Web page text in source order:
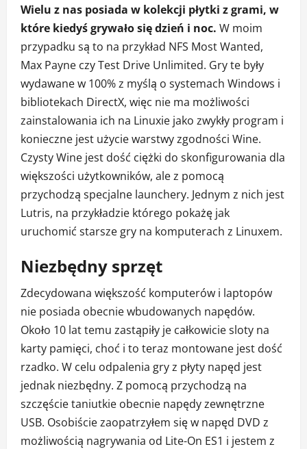
Wielu z nas posiada w kolekcji płytki z grami, w
które kiedyś grywało się dzień i noc. W moim
przypadku są to na przykład NFS Most Wanted,
Max Payne czy Test Drive Unlimited. Gry te były
wydawane w 100% z myślą o systemach Windows i
bibliotekach DirectX, więc nie ma możliwości
zainstalowania ich na Linuxie jako zwykły program i
konieczne jest użycie warstwy zgodności Wine.
Czysty Wine jest dość ciężki do skonfigurowania dla
większości użytkowników, ale z pomocą
przychodzą specjalne launchery. Jednym z nich jest
Lutris, na przykładzie którego pokażę jak
uruchomić starsze gry na komputerach z Linuxem.
Niezbędny sprzęt
Zdecydowana większość komputerów i laptopów
nie posiada obecnie wbudowanych napędów.
Około 10 lat temu zastąpiły je całkowicie sloty na
karty pamięci, choć i to teraz montowane jest dość
rzadko. W celu odpalenia gry z płyty napęd jest
jednak niezbędny. Z pomocą przychodzą na
szczęście taniutkie obecnie napędy zewnętrzne
USB. Osobiście zaopatrzyłem się w napęd DVD z
możliwością nagrywania od Lite-On ES1 i jestem z